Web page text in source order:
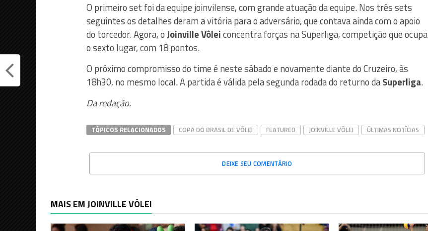
O primeiro set foi da equipe joinvilense, com grande atuação da equipe. Nos três sets
seguintes os detalhes deram a vitória para o adversário, que contava ainda com o apoio
do torcedor. Agora, oJoinville Vôleiconcentra forças na Superliga, competição que ocupa
o sexto lugar, com 18 pontos.
O próximo compromisso do time é neste sábado e novamente diante do Cruzeiro, às
18h30, no mesmo local. A partida é válida pela segunda rodada do returno daSuperliga.
Da redação.
TÓPICOS RELACIONADOS COPA DO BRASIL DE VÔLEI FEATURED JOINVILLE VÔLEI ÚLTIMAS NOTÍCIAS
DEIXE SEU COMENTÁRIO
MAIS EM JOINVILLE VÔLEI